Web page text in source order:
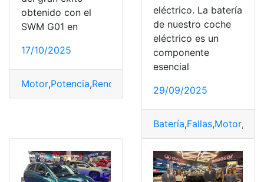
obtenido con el
SWM G01 en
17/10/2025
Motor,Potencia,Rendimiento Vehículo
eléctrico. La batería
de nuestro coche
eléctrico es un
componente
esencial
29/09/2025
Batería,Fallas,Motor,